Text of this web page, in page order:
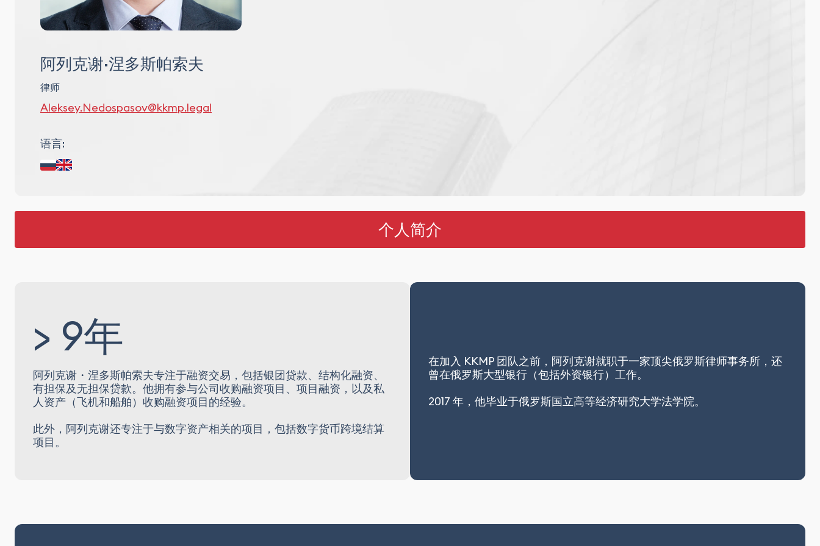
阿列克谢·涅多斯帕索夫
律师
Aleksey.Nedospasov@kkmp.legal
语言:
个人简介
> 9年
阿列克谢・涅多斯帕索夫专注于融资交易，包括银团贷款、结构化融资、
有担保及无担保贷款。他拥有参与公司收购融资项目、项目融资，以及私
人资产（飞机和船舶）收购融资项目的经验。
此外，阿列克谢还专注于与数字资产相关的项目，包括数字货币跨境结算
项目。
在加入 KKMP 团队之前，阿列克谢就职于一家顶尖俄罗斯律师事务所，还
曾在俄罗斯大型银行（包括外资银行）工作。
2017 年，他毕业于俄罗斯国立高等经济研究大学法学院。